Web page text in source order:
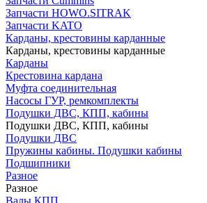
Запчасти HOWO.SITRAK
Запчасти KATO
Карданы, крестовины карданные
Карданы, крестовины карданные
Карданы
Крестовина кардана
Муфта соединительная
Насосы ГУР, ремкомплекты
Подушки ДВС, КПП, кабины
Подушки ДВС, КПП, кабины
Подушки ДВС
Пружины кабины. Подушки кабины
Подшипники
Разное
Разное
Валы КПП